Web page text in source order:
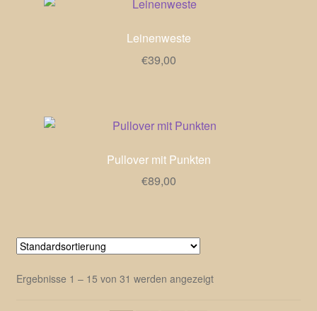
Leinenweste
€39,00
Pullover mit Punkten
€89,00
Ergebnisse 1 – 15 von 31 werden angezeigt